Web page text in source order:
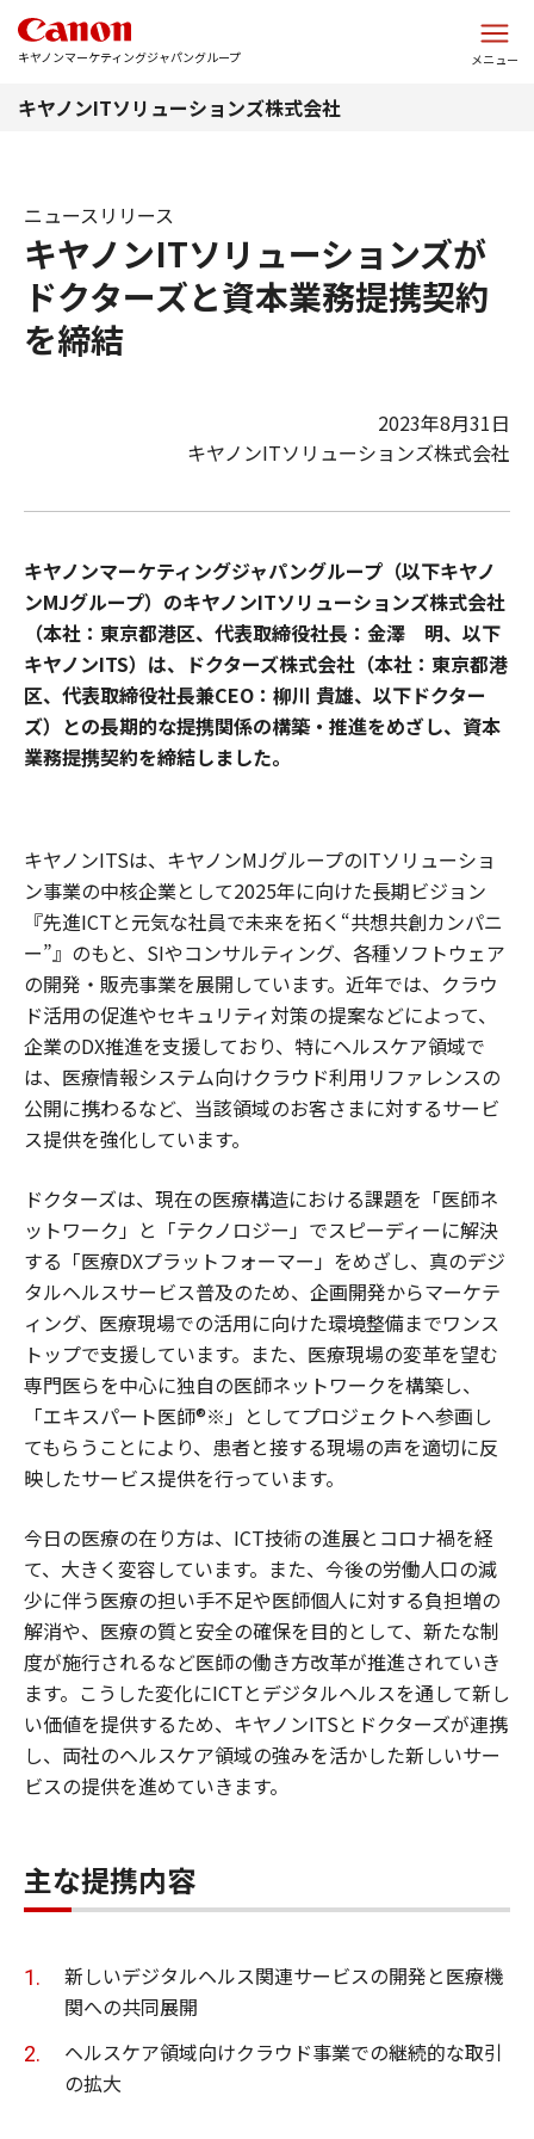
キヤノンマーケティングジャパングループ メニュー
キヤノンITソリューションズ株式会社
キヤノンITソリューションズが
ドクターズと資本業務提携契約
を締結
ニュースリリース
2023年8月31日
キヤノンITソリューションズ株式会社
キヤノンマーケティングジャパングループ（以下キヤノ
ンMJグループ）のキヤノンITソリューションズ株式会社
（本社：東京都港区、代表取締役社長：金澤 明、以下
キヤノンITS）は、ドクターズ株式会社（本社：東京都港
区、代表取締役社長兼CEO：柳川 貴雄、以下ドクター
ズ）との長期的な提携関係の構築・推進をめざし、資本
業務提携契約を締結しました。
キヤノンITSは、キヤノンMJグループのITソリューショ
ン事業の中核企業として2025年に向けた長期ビジョン
『先進ICTと元気な社員で未来を拓く“共想共創カンパニ
ー”』のもと、SIやコンサルティング、各種ソフトウェア
の開発・販売事業を展開しています。近年では、クラウ
ド活用の促進やセキュリティ対策の提案などによって、
企業のDX推進を支援しており、特にヘルスケア領域で
は、医療情報システム向けクラウド利用リファレンスの
公開に携わるなど、当該領域のお客さまに対するサービ
ス提供を強化しています。
ドクターズは、現在の医療構造における課題を「医師ネ
ットワーク」と「テクノロジー」でスピーディーに解決
する「医療DXプラットフォーマー」をめざし、真のデジ
タルヘルスサービス普及のため、企画開発からマーケテ
ィング、医療現場での活用に向けた環境整備までワンス
トップで支援しています。また、医療現場の変革を望む
専門医らを中心に独自の医師ネットワークを構築し、
「エキスパート医師®※」としてプロジェクトへ参画し
てもらうことにより、患者と接する現場の声を適切に反
映したサービス提供を行っています。
今日の医療の在り方は、ICT技術の進展とコロナ禍を経
て、大きく変容しています。また、今後の労働人口の減
少に伴う医療の担い手不足や医師個人に対する負担増の
解消や、医療の質と安全の確保を目的として、新たな制
度が施行されるなど医師の働き方改革が推進されていき
ます。こうした変化にICTとデジタルヘルスを通して新し
い価値を提供するため、キヤノンITSとドクターズが連携
し、両社のヘルスケア領域の強みを活かした新しいサー
ビスの提供を進めていきます。
主な提携内容
新しいデジタルヘルス関連サービスの開発と医療機
関への共同展開
ヘルスケア領域向けクラウド事業での継続的な取引
の拡大